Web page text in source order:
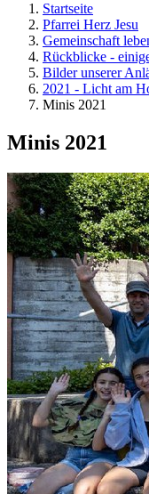
Startseite
Pfarrei Herz Jesu
Gemeinschaft
Rückblicke -
Bilder unserer
2021 - Licht am
Minis 2021
Minis 2021